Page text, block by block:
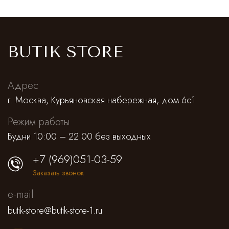
BUTIK STORE
Адрес
г. Москва, Курьяновская набережная, дом 6с1
Режим работы
Будни 10:00 – 22:00 без выходных
+7 (969)051-03-59
Заказать звонок
e-mail
butik-store@butik-stote-1.ru
Prada
Antonino Valenti
Jacquemus
Missoni
Alejandra Alonso Rojas
Dior
Юбки
Штаны и кюлоты
Шорты
Лосины, леггинсы, велосипедки
Пляжная одежда
Нижнее белье